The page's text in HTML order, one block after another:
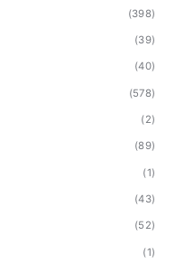
(398)
(39)
(40)
(578)
(2)
(89)
(1)
(43)
(52)
(1)